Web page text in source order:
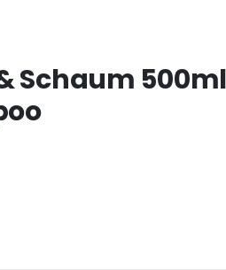
Schaum